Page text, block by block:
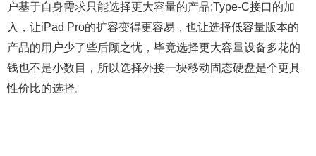
户基于自身需求只能选择更大容量的产品;Type-C接口的加
入，让iPad Pro的扩容变得更容易，也让选择低容量版本的
产品的用户少了些后顾之忧，毕竟选择更大容量设备多花的
钱也不是小数目，所以选择外接一块移动固态硬盘是个更具
性价比的选择。